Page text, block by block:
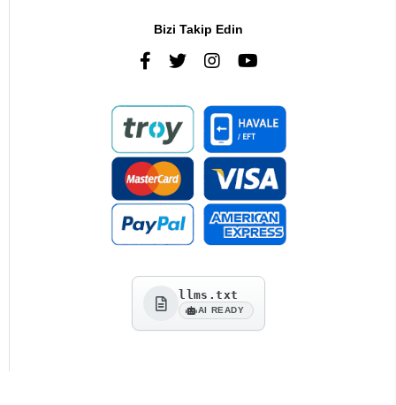
Bizi Takip Edin
llms.txt
AI READY